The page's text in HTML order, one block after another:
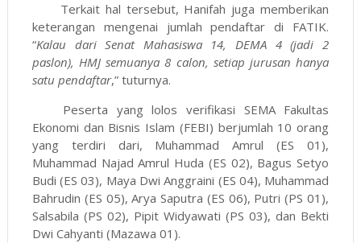
Terkait hal tersebut, Hanifah juga memberikan
keterangan mengenai jumlah pendaftar di FATIK.
“Kalau dari Senat Mahasiswa 14, DEMA 4 (jadi 2
paslon), HMJ semuanya 8 calon, setiap jurusan hanya
satu pendaftar,” tuturnya.
Peserta yang lolos verifikasi SEMA Fakultas
Ekonomi dan Bisnis Islam (FEBI) berjumlah 10 orang
yang terdiri dari, Muhammad Amrul (ES 01),
Muhammad Najad Amrul Huda (ES 02), Bagus Setyo
Budi (ES 03), Maya Dwi Anggraini (ES 04), Muhammad
Bahrudin (ES 05), Arya Saputra (ES 06), Putri (PS 01),
Salsabila (PS 02), Pipit Widyawati (PS 03), dan Bekti
Dwi Cahyanti (Mazawa 01).